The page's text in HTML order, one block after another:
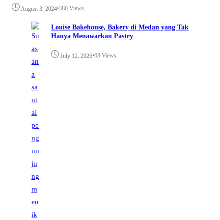
August 3, 2024•380 Views
Louise Bakehouse, Bakery di Medan yang Tak
Hanya Menawarkan Pastry
July 12, 2026•63 Views